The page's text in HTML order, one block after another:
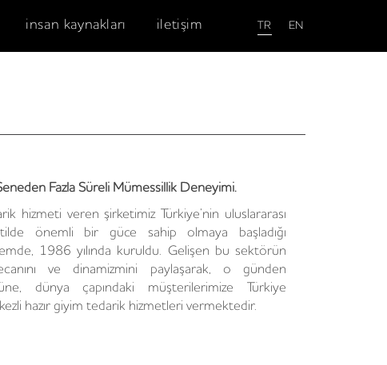
insan kaynakları iletişim TR EN
Fazla Süreli Mümessillik Deneyimi.
hizmeti veren şirketimiz Türkiye’nin uluslararası
önemli bir güce sahip olmaya başladığı
1986 yılında kuruldu. Gelişen bu sektörün
ve dinamizmini paylaşarak, o günden
dünya çapındaki müşterilerimize Türkiye
hazır giyim tedarik hizmetleri vermektedir.